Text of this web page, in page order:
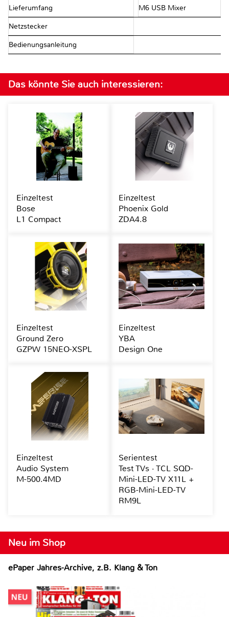
Lieferumfang M6 USB Mixer
Netzstecker
Bedienungsanleitung
Neu im Shop
ePaper Jahres-Archive, z.B. Klang & Ton
Das könnte Sie auch interessieren:
Einzeltest
Bose
L1 Compact
Einzeltest
Phoenix Gold
ZDA4.8
Einzeltest
Ground Zero
GZPW 15NEO-XSPL
Einzeltest
YBA
Design One
Einzeltest
Audio System
M-500.4MD
Serientest
Test TVs · TCL SQD-
Mini-LED-TV X11L +
RGB-Mini-LED-TV
RM9L